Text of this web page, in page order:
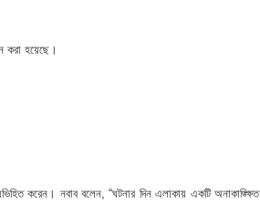
করা হয়েছে।
করেন। নবাব বলেন, “ঘটনার দিন এলাকায় একটি অনাকাঙ্ক্ষিত